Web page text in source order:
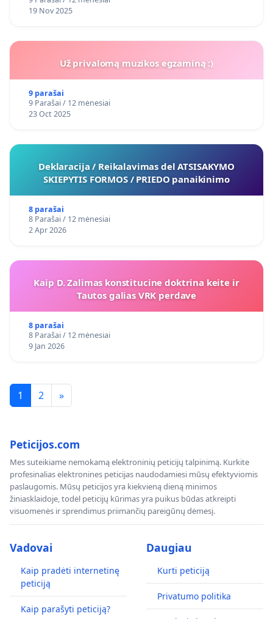
19 Nov 2025
Už privalomą muzikos egzaminą :)
9 parašai
9 Parašai / 12 mėnesiai
23 Oct 2025
Deklaracija / Reikalavimas del ATSISAKYMO
SKIEPYTIS FORMOS / PRIEDO panaikinimo
8 parašai
8 Parašai / 12 mėnesiai
2 Apr 2026
Kaip D. Zalimas konstitucine doktrina keite ir
Tautos galias VRK perdave
8 parašai
8 Parašai / 12 mėnesiai
9 Jan 2026
1 2 »
Peticijos.com
Mes suteikiame nemokamą elektroninių peticijų talpinimą. Kurkite
profesinalias elektronines peticijas naudodamiesi mūsų efektyviomis
paslaugomis. Mūsų peticijos yra kiekvieną dieną minimos
žiniasklaidoje, todėl peticijų kūrimas yra puikus būdas atkreipti
visuomenės ir sprendimus priimančių pareigūnų dėmesį.
Vadovai
Kaip pradėti internetinę
peticiją
Kaip parašyti peticiją?
Daugiau
Kurti peticiją
Privatumo politika